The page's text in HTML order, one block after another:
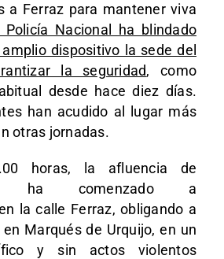
a Ferraz para mantener viva
Policía Nacional ha blindado
dispositivo la sede del
la seguridad, como
desde hace diez días.
han acudido al lugar más
otras jornadas.
horas, la afluencia de
ha comenzado a
la calle Ferraz, obligando a
Marqués de Urquijo, en un
y sin actos violentos